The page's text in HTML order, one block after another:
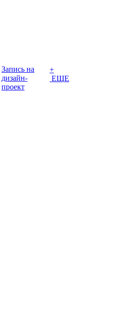
Запись на
дизайн-
проект
+
ЕЩЕ